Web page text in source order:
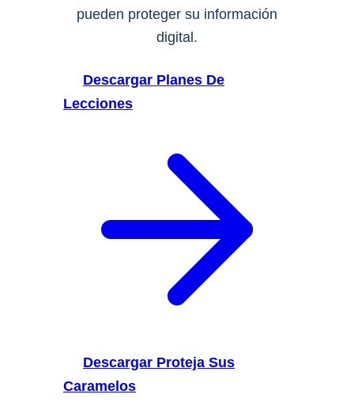
pueden proteger su información
digital.
Descargar Planes De
Lecciones
Descargar Proteja Sus
Caramelos